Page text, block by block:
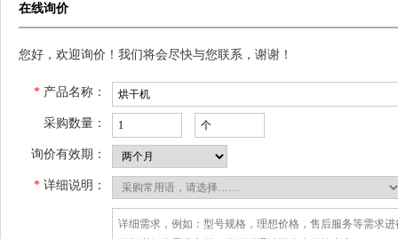
秸秆木炭机,北京火
在线询价
您好，欢迎询价！我们将会尽快与您联系，谢谢！
* 产品名称：
采购数量：
询价有效期：
* 详细说明：